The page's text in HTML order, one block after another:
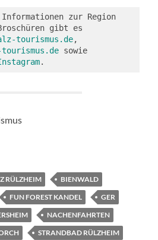
zur Region
gibt es
tourismus.de,
tourismus.de sowie
.
RÜLZHEIM
BIENWALD
FUN FOREST KANDEL
GER
NACHENFAHRTEN
STRANDBAD RÜLZHEIM